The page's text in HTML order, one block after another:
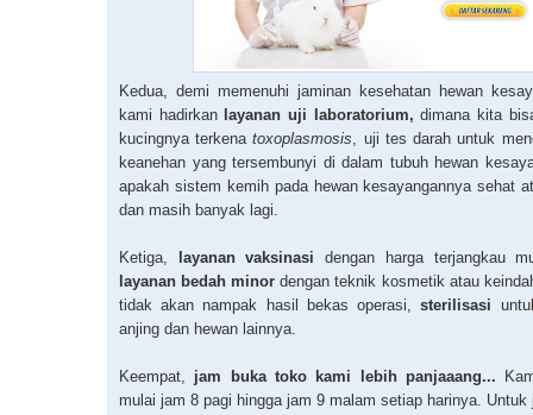
Kedua, demi memenuhi jaminan kesehatan hewan
kami hadirkanlayanan uji laboratorium, dimana kita
kucingnya terkenatoxoplasmosis, uji tes darah untuk
keanehan yang tersembunyi di dalam tubuh hewan
apakah sistem kemih pada hewan kesayangannya sehat
dan masih banyak lagi.
Ketiga, layanan vaksinasi dengan harga terjangkau
layanan bedah minor dengan teknik kosmetik atau
tidak akan nampak hasil bekas operasi,sterilisasi
anjing dan hewan lainnya.
Keempat, jam buka toko kami lebih panjaaang...
mulai jam 8 pagi hingga jam 9 malam setiap harinya. Untuk